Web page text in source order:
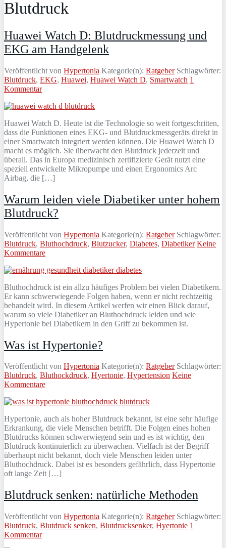
Blutdruck
Huawei Watch D: Blutdruckmessung und
EKG am Handgelenk
Veröffentlicht von Hypertonia Kategorie(n): RatgeberSchlagwörter:
Blutdruck, EKG, Huawei, Huawei Watch D, Smartwatch 1
Kommentar
Huawei Watch D. Heute ist die Technologie so weit fortgeschritten,
dass die Funktionen eines EKG- und Blutdruckmessgeräts direkt in
einer Smartwatch integriert werden können. Die Huawei Watch D
macht es möglich. Sie überwacht den Blutdruck jederzeit und
überall. Das in Europa medizinisch zertifizierte Gerät nutzt eine
speziell entwickelte Mikropumpe und einen Ergonomics Arc
Airbag, die […]
Warum leiden viele Diabetiker unter hohem
Blutdruck?
Veröffentlicht von Hypertonia Kategorie(n): RatgeberSchlagwörter:
Blutdruck, Bluthochdruck, Blutzucker, Diabetes, Diabetiker Keine
Kommentare
Bluthochdruck ist ein allzu häufiges Problem bei vielen Diabetikern.
Er kann schwerwiegende Folgen haben, wenn er nicht rechtzeitig
behandelt wird. In diesem Artikel werfen wir einen Blick darauf,
warum so viele Diabetiker an Bluthochdruck leiden und wie
Hypertonie bei Diabetikern in den Griff zu bekommen ist.
Was ist Hypertonie?
Veröffentlicht von Hypertonia Kategorie(n): RatgeberSchlagwörter:
Blutdruck, Bluthockdruck, Hyertonie, Hypertension Keine
Kommentare
Hypertonie, auch als hoher Blutdruck bekannt, ist eine sehr häufige
Erkrankung, die viele Menschen betrifft. Die Folgen eines hohen
Blutdrucks können schwerwiegend sein und es ist wichtig, den
Blutdruck kontinuierlich zu überwachen. Vielfach ist der Begriff
überhaupt nicht bekannt, doch viele Menschen leiden unter
Bluthochdruck. Dabei ist es besonders gefährlich, dass Hypertonie
oft lange Zeit […]
Blutdruck senken: natürliche Methoden
Veröffentlicht von Hypertonia Kategorie(n): RatgeberSchlagwörter:
Blutdruck, Blutdruck senken, Blutdrucksenker, Hyertonie 1
Kommentar